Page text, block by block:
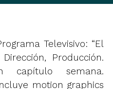
Televisivo: “El
Producción.
capítulo semana.
motion graphics